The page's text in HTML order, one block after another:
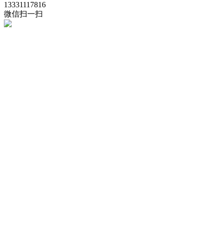
13331117816
微信扫一扫